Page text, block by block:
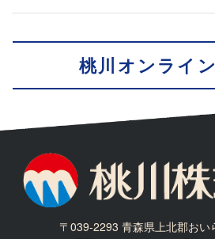
桃川オンライ
〒039-2293 青森県上北郡おい